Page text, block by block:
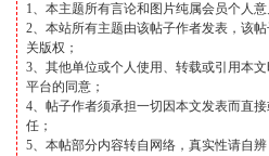
1、本主题所有言论和图片纯属会员个人
2、本站所有主题由该帖子作者发表，该
关版权；
3、其他单位或个人使用、转载或引用本
平台的同意；
4、帖子作者须承担一切因本文发表而直
任；
5、本帖部分内容转自网络，真实性请自